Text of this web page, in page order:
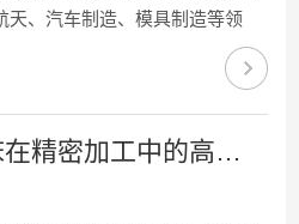
天、汽车制造、模具制造等领
工件进行磨削加工，以达到所需
要经常进行维护和保养，才能保
定性。以下是正确维护和保养小
1、定期清洁：定期清洁是保
保设备通风良好，避免灰尘和
小型数控外圆磨床在精密加工中的高效应用